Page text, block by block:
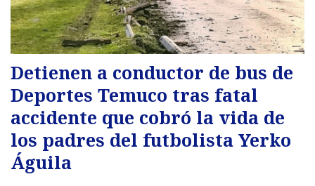
Detienen a conductor de bus de
Deportes Temuco tras fatal
accidente que cobró la vida de
los padres del futbolista Yerko
Águila